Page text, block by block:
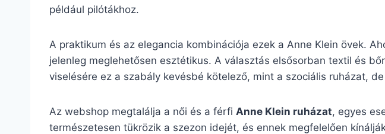
például pilótákhoz.
A praktikum és az elegancia kombinációja ezek a Anne Klein övek.
jelenleg meglehetősen esztétikus. A választás elsősorban textil és
viselésére ez a szabály kevésbé kötelező, mint a szociális ruházat,
Az webshop megtalálja a női és a férfi Anne Klein ruházat, egyes
természetesen tükrözik a szezon idejét, és ennek megfelelően